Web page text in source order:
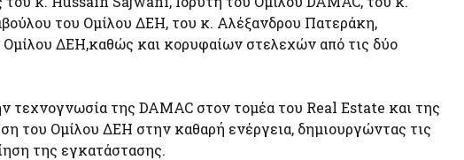
του Ομίλου ΔΕΗ, του κ. Αλέξανδρου Πατεράκη,
ΔΕΗ,καθώς και κορυφαίων στελεχών από τις δύο
της DAMAC στον τομέα του Real Estate και της
του Ομίλου ΔΕΗ στην καθαρή ενέργεια, δημιουργώντας τις
της εγκατάστασης.